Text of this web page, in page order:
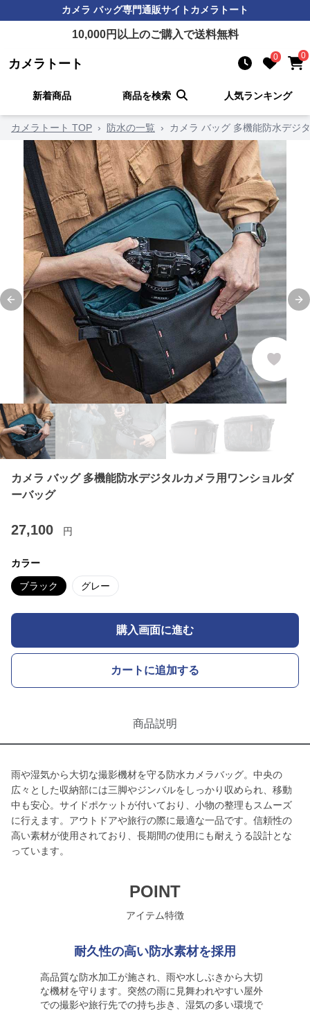
カメラ バッグ専門通販サイトカメラトート
10,000円以上のご購入で送料無料
カメラトート 0 0
新着商品 商品を検索 人気ランキング
カメラトート TOP › 防水の一覧 › カメラ バッグ 多機能防水デジ
Previous slide
カメラ バッグ 多機能防水デジタルカメラ用ワンショルダ
ーバッグ
27,100 円
カラー
ブラック グレー
購入画面に進む
カートに追加する
商品説明
雨や湿気から大切な撮影機材を守る防水カメラバッグ。中央の
広々とした収納部には三脚やジンバルをしっかり収められ、移動
中も安心。サイドポケットが付いており、小物の整理もスムーズ
に行えます。アウトドアや旅行の際に最適な一品です。信頼性の
高い素材が使用されており、長期間の使用にも耐えうる設計とな
っています。
POINT
アイテム特徴
耐久性の高い防水素材を採用
高品質な防水加工が施され、雨や水しぶきから大切
な機材を守ります。突然の雨に見舞われやすい屋外
での撮影や旅行先での持ち歩き、湿気の多い環境で